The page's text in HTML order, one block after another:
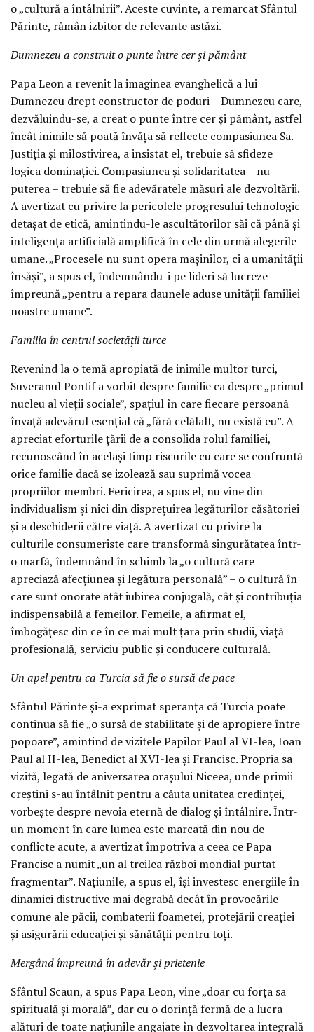
o „cultură a întâlnirii”. Aceste cuvinte, a remarcat Sfântul
Părinte, rămân izbitor de relevante astăzi.
Dumnezeu a construit o punte între cer și pământ
Papa Leon a revenit la imaginea evanghelică a lui
Dumnezeu drept constructor de poduri – Dumnezeu care,
dezvăluindu-se, a creat o punte între cer și pământ, astfel
încât inimile să poată învăța să reflecte compasiunea Sa.
Justiția și milostivirea, a insistat el, trebuie să sfideze
logica dominației. Compasiunea și solidaritatea – nu
puterea – trebuie să fie adevăratele măsuri ale dezvoltării.
A avertizat cu privire la pericolele progresului tehnologic
detașat de etică, amintindu-le ascultătorilor săi că până și
inteligența artificială amplifică în cele din urmă alegerile
umane. „Procesele nu sunt opera mașinilor, ci a umanității
însăși”, a spus el, îndemnându-i pe lideri să lucreze
împreună „pentru a repara daunele aduse unității familiei
noastre umane”.
Familia în centrul societății turce
Revenind la o temă apropiată de inimile multor turci,
Suveranul Pontif a vorbit despre familie ca despre „primul
nucleu al vieții sociale”, spațiul în care fiecare persoană
învață adevărul esențial că „fără celălalt, nu există eu”. A
apreciat eforturile țării de a consolida rolul familiei,
recunoscând în același timp riscurile cu care se confruntă
orice familie dacă se izolează sau suprimă vocea
propriilor membri. Fericirea, a spus el, nu vine din
individualism și nici din disprețuirea legăturilor căsătoriei
și a deschiderii către viață. A avertizat cu privire la
culturile consumeriste care transformă singurătatea într-
o marfă, îndemnând în schimb la „o cultură care
apreciază afecțiunea și legătura personală” – o cultură în
care sunt onorate atât iubirea conjugală, cât și contribuția
indispensabilă a femeilor. Femeile, a afirmat el,
îmbogățesc din ce în ce mai mult țara prin studii, viață
profesională, serviciu public și conducere culturală.
Un apel pentru ca Turcia să fie o sursă de pace
Sfântul Părinte și-a exprimat speranța că Turcia poate
continua să fie „o sursă de stabilitate și de apropiere între
popoare”, amintind de vizitele Papilor Paul al VI-lea, Ioan
Paul al II-lea, Benedict al XVI-lea și Francisc. Propria sa
vizită, legată de aniversarea orașului Niceea, unde primii
creștini s-au întâlnit pentru a căuta unitatea credinței,
vorbește despre nevoia eternă de dialog și întâlnire. Într-
un moment în care lumea este marcată din nou de
conflicte acute, a avertizat împotriva a ceea ce Papa
Francisc a numit „un al treilea război mondial purtat
fragmentar”. Națiunile, a spus el, își investesc energiile în
dinamici distructive mai degrabă decât în provocările
comune ale păcii, combaterii foametei, protejării creației
și asigurării educației și sănătății pentru toți.
Mergând împreună în adevăr și prietenie
Sfântul Scaun, a spus Papa Leon, vine „doar cu forța sa
spirituală și morală”, dar cu o dorință fermă de a lucra
alături de toate națiunile angajate în dezvoltarea integrală